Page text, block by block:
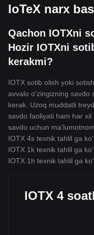
IoTeX narx
Qachon IOTXni
Hozir IOTXni
kerakmi?
IOTX sotib olish yoki
avvalo o'zingizning savdo
kerak. Uzoq muddatli
savdo faoliyati ham har
savdo uchun
IOTX 4s texnik tahlil ga
IOTX 1k texnik tahlil ga
IOTX 1h texnik tahlil ga
IOTX 4